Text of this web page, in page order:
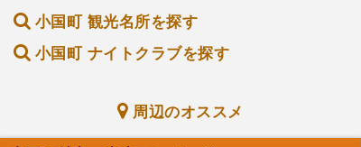
小国町 観光名所を探す
小国町 ナイトクラブを探す
周辺のオススメ